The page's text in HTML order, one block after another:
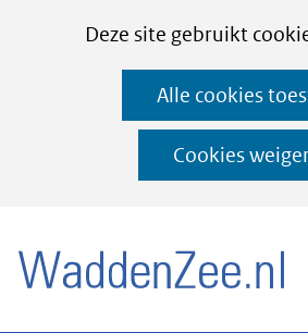
CookiesDeze site gebruikt
deze
Alle cookies
Cookies
Ga
naar
de